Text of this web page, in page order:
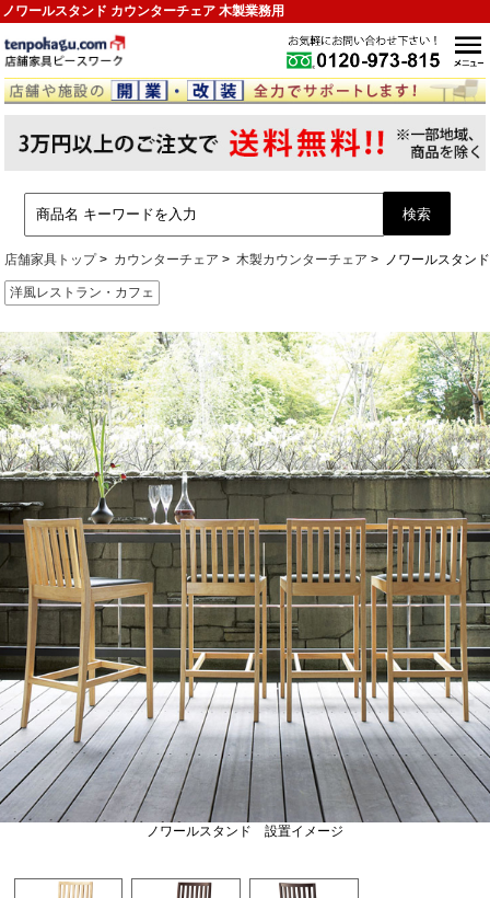
ノワールスタンド カウンターチェア 木製業務用
店舗家具トップ カウンターチェア 木製カウンターチェア ノワールスタンド
洋風レストラン・カフェ
ノワールスタンド 設置イメージ